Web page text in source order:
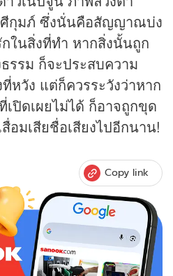
ศีกุมภ์ ซึ่งนั่นคือสัญญาณบ่ง
ในสิ่งที่ทำ หากสิ่งนั้นถูก
รรม ก็จะประสบความ
หวัง แต่ก็ควรระวังว่าหาก
เปิดเผยไม่ได้ ก็อาจถูกขุด
อมเสียชื่อเสียงไปอีกนาน!
Copy link